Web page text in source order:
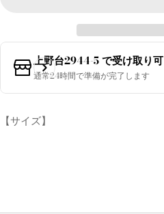
上野台2944-5で受け取り可
通常24時間で準備が完了します
【サイズ】